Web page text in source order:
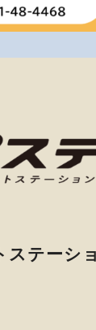
テーショ